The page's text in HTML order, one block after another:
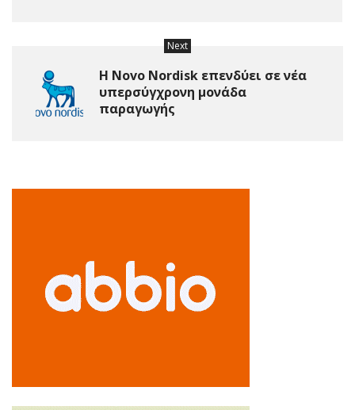
Next
Η Novo Nordisk επενδύει σε νέα
υπερσύγχρονη μονάδα
παραγωγής